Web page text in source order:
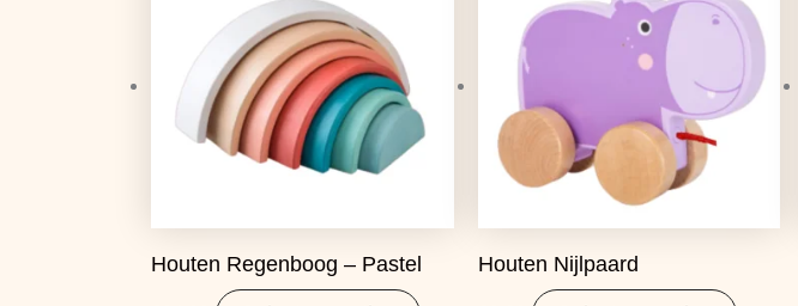
Houten Regenboog – Pastel Houten Nijlpaard